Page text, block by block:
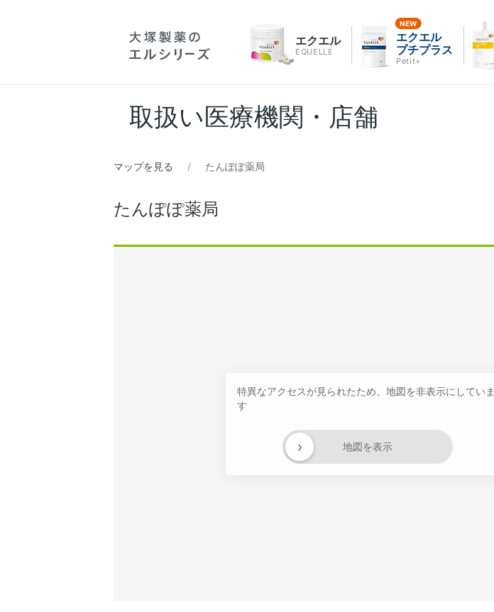
エクエル
EQUELLE
エクエル
プチプラス
Petit+
取扱い医療機関・店舗
マップを見る たんぽぽ薬局
たんぽぽ薬局
特異なアクセスが見られたため、地図を非表示にしていま
す
地図を表示
›